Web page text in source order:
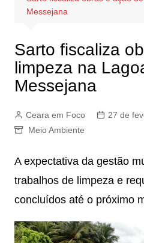
Messejana
Sarto fiscaliza
limpeza na
Messejana
Ceara em Foco
27 de
Meio Ambiente
A expectativa da gestão
trabalhos de limpeza e
concluídos até o próximo